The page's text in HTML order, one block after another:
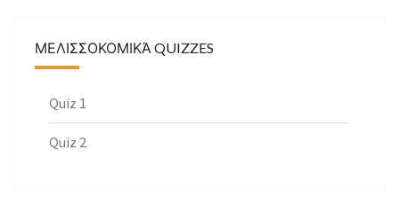
ΜΕΛΙΣΣΟΚΟΜΙΚΆ QUIZZES
Quiz 1
Quiz 2